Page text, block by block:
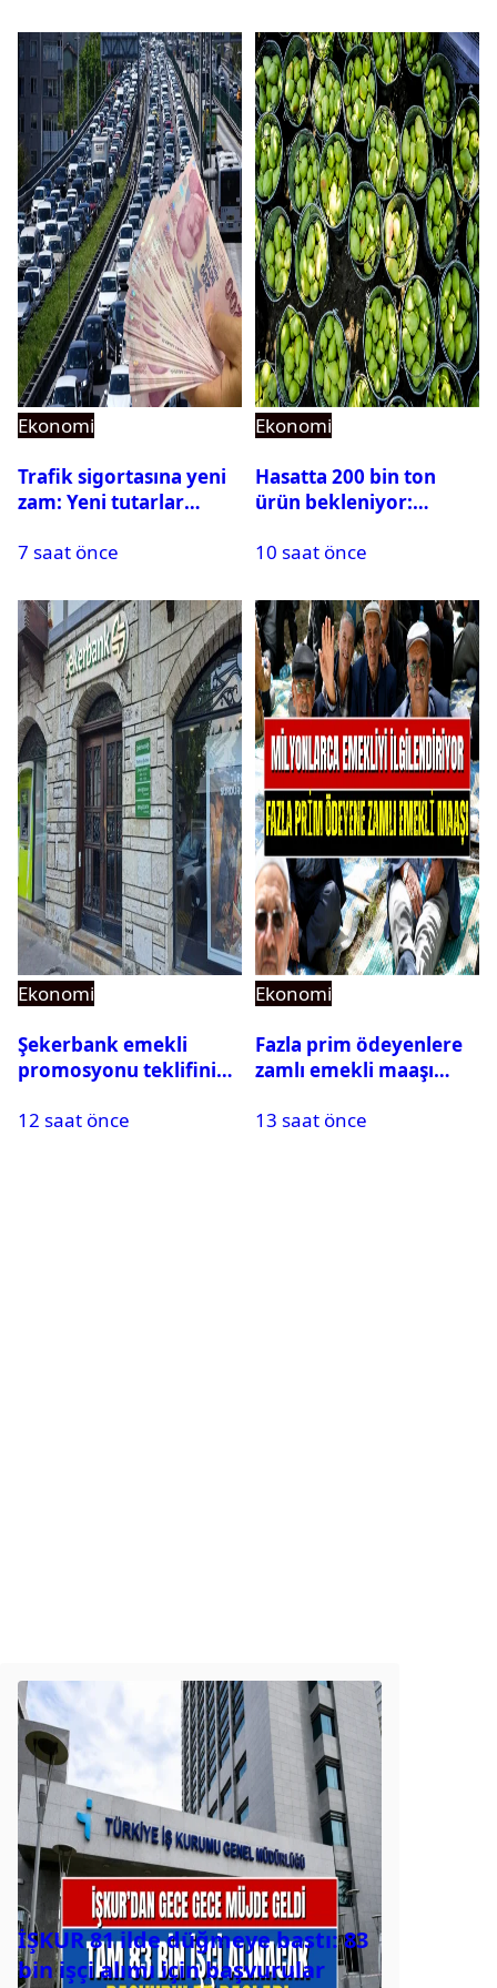
Ekonomi
Trafik sigortasına yeni
zam: Yeni tutarlar
7 saat önce
Ekonomi
Hasatta 200 bin ton
ürün bekleniyor:
vatandaşların yüzü
10 saat önce
Ekonomi
Şekerbank emekli
promosyonu teklifini
TL ödüyor!
12 saat önce
Ekonomi
Fazla prim ödeyenlere
zamlı emekli maaşı
13 saat önce
İŞKUR 81 ilde düğmeye bastı: 83
bin işçi alımı için başvurular